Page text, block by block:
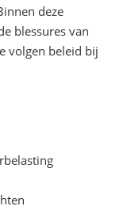
deze
blessures van
volgen beleid bij